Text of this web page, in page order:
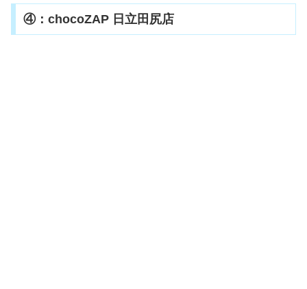
④：chocoZAP 日立田尻店